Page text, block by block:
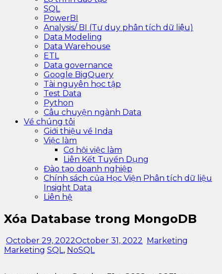
SQL
PowerBI
Analysis/ BI (Tư duy phân tích dữ liệu)
Data Modeling
Data Warehouse
ETL
Data governance
Google BigQuery
Tài nguyên học tập
Test Data
Python
Câu chuyện ngành Data
Về chúng tôi
Giới thiệu về Inda
Việc làm
Cơ hội việc làm
Liên Kết Tuyển Dụng
Đào tạo doanh nghiệp
Chính sách của Học Viện Phân tích dữ liệu
Insight Data
Liên hệ
Xóa Database trong MongoDB
October 29, 2022October 31, 2022 Marketing
Marketing SQL, NoSQL